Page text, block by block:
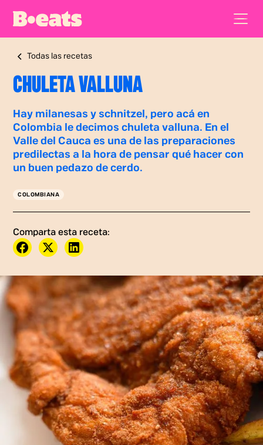
Todas las recetas
CHULETA VALLUNA
Hay milanesas y schnitzel, pero acá en
Colombia le decimos chuleta valluna. En el
Valle del Cauca es una de las preparaciones
predilectas a la hora de pensar qué hacer con
un buen pedazo de cerdo.
COLOMBIANA
Comparta esta receta: